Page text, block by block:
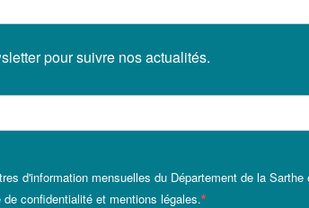
pour suivre nos actualités.
d'information mensuelles du Département de la
confidentialité et mentions légales.